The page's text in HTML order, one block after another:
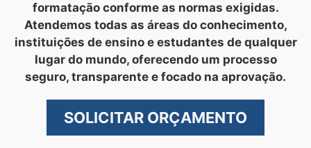
formatação conforme as normas exigidas.
Atendemos todas as áreas do conhecimento,
instituições de ensino e estudantes de qualquer
lugar do mundo, oferecendo um processo
seguro, transparente e focado na aprovação.
SOLICITAR ORÇAMENTO